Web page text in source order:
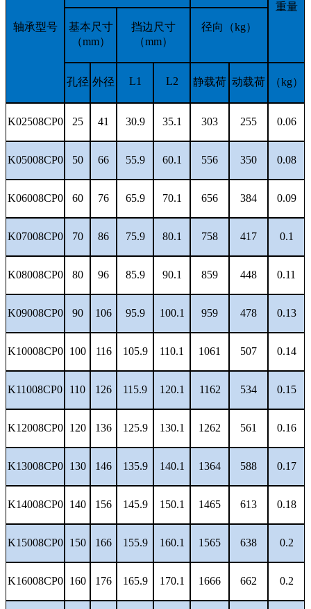
轴承型号
重量
基本尺寸
（mm）
挡边尺寸
（mm）
径向（kg）
孔径 外径 L1 L2 静载荷 动载荷 （kg）
K02508CP0 25 41 30.9 35.1 303 255 0.06
K05008CP0 50 66 55.9 60.1 556 350 0.08
K06008CP0 60 76 65.9 70.1 656 384 0.09
K07008CP0 70 86 75.9 80.1 758 417 0.1
K08008CP0 80 96 85.9 90.1 859 448 0.11
K09008CP0 90 106 95.9 100.1 959 478 0.13
K10008CP0 100 116 105.9 110.1 1061 507 0.14
K11008CP0 110 126 115.9 120.1 1162 534 0.15
K12008CP0 120 136 125.9 130.1 1262 561 0.16
K13008CP0 130 146 135.9 140.1 1364 588 0.17
K14008CP0 140 156 145.9 150.1 1465 613 0.18
K15008CP0 150 166 155.9 160.1 1565 638 0.2
K16008CP0 160 176 165.9 170.1 1666 662 0.2